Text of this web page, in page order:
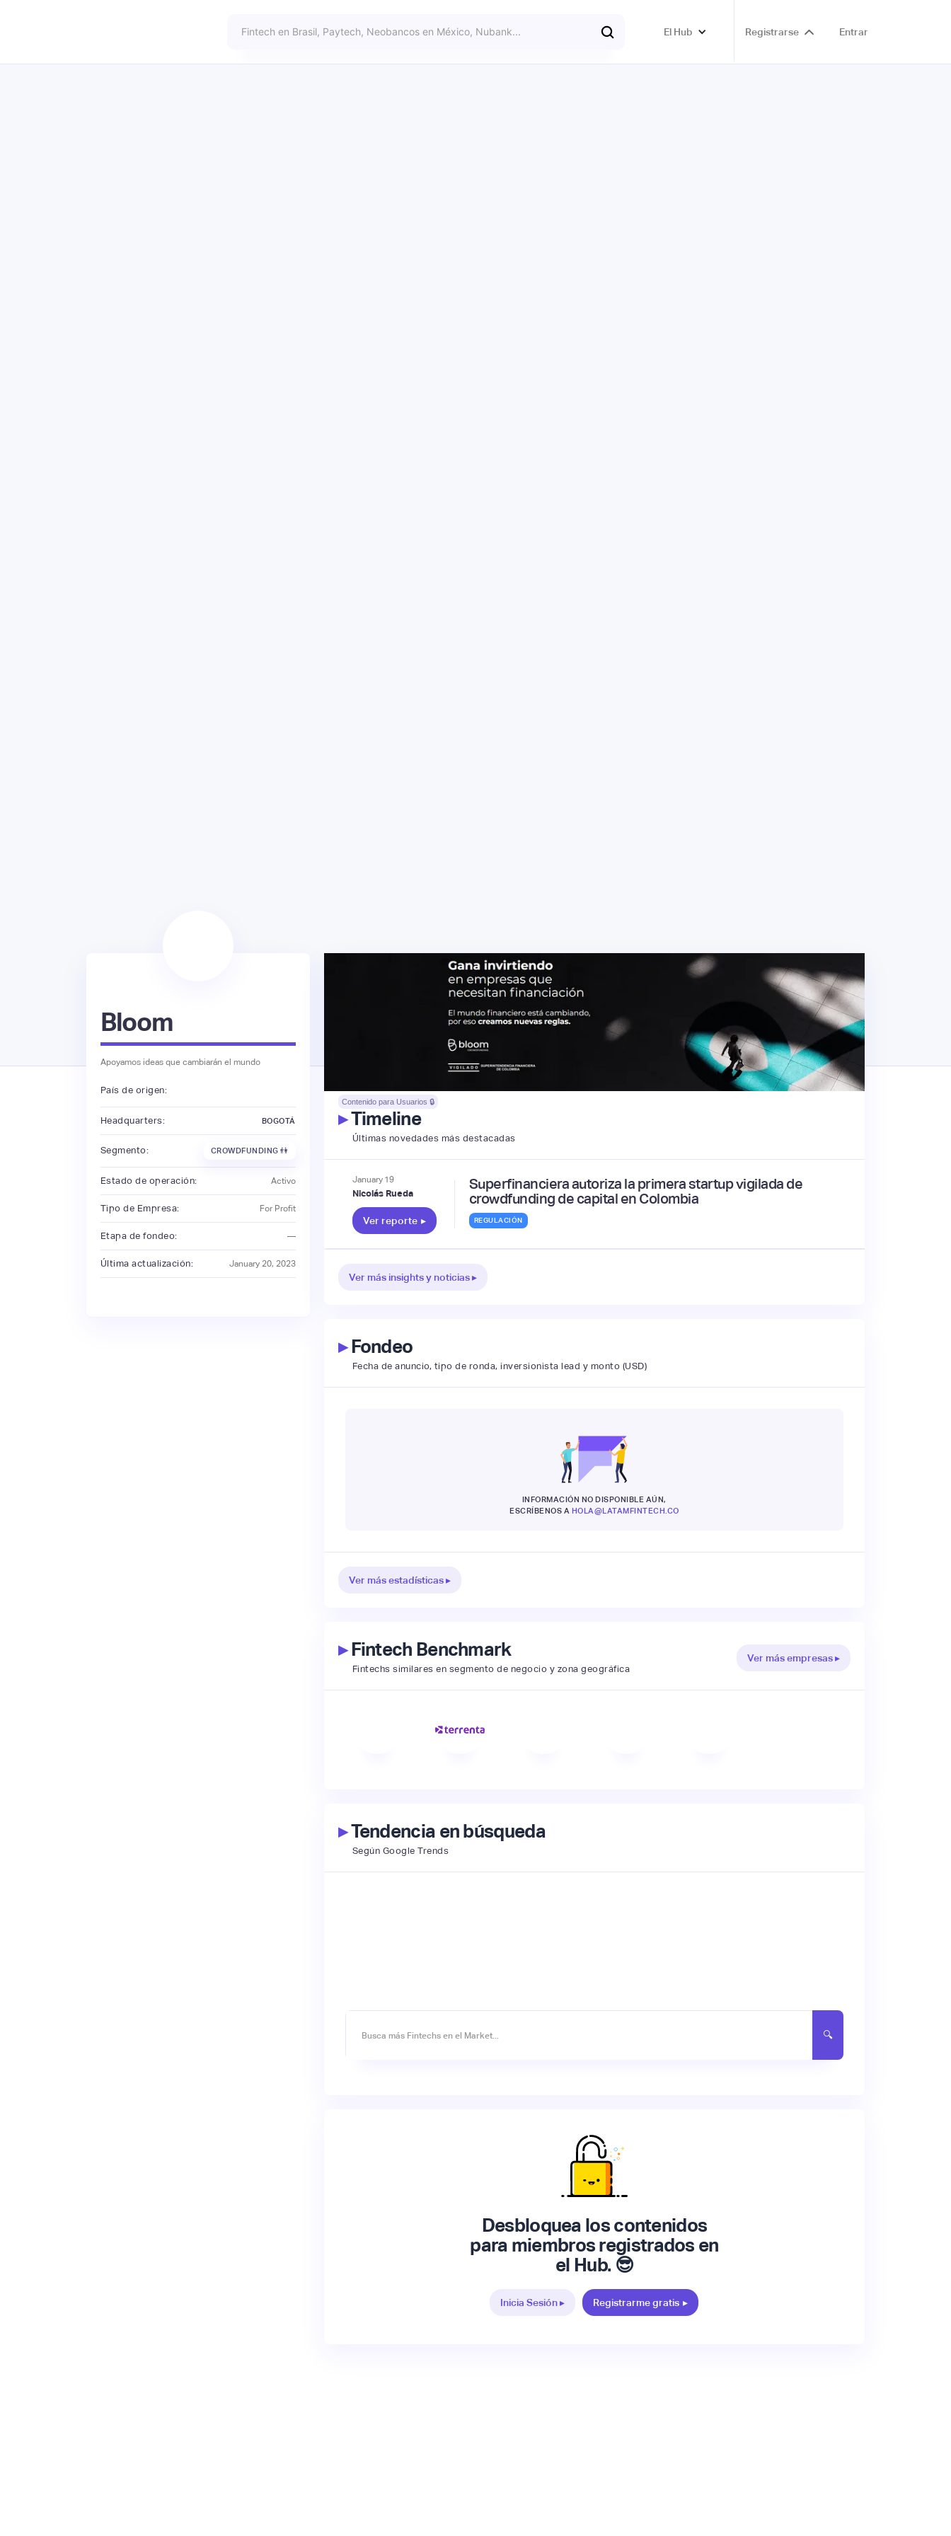
El Hub Registrarse Entrar
Bloom
Apoyamos ideas que cambiarán el mundo
País de origen:
Headquarters: BOGOTÁ
Segmento: CROWDFUNDING 👫
Estado de operación: Activo
Tipo de Empresa: For Profit
Etapa de fondeo: —
Última actualización: January 20, 2023
Contenido para Usuarios 🔒
▸Timeline
Últimas novedades más destacadas
January 19
Nicolás Rueda
Ver reporte ▸
Superfinanciera autoriza la primera startup vigilada de
crowdfunding de capital en Colombia
REGULACIÓN
Ver más insights y noticias ▸
▸Fondeo
Fecha de anuncio, tipo de ronda, inversionista lead y monto (USD)
INFORMACIÓN NO DISPONIBLE AÚN,
ESCRÍBENOS A HOLA@LATAMFINTECH.CO
Ver más estadísticas ▸
▸Fintech Benchmark
Fintechs similares en segmento de negocio y zona geográfica
Ver más empresas ▸
▸Tendencia en búsqueda
Según Google Trends
Desbloquea los contenidos
para miembros registrados en
el Hub. 😎
Inicia Sesión ▸ Registrarme gratis ▸